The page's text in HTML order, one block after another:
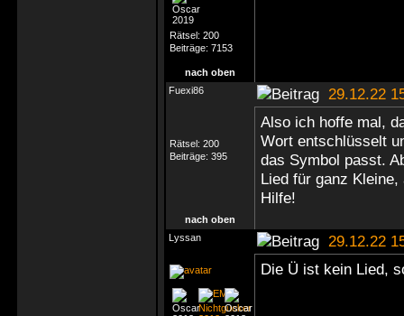
Rätsel: 200
Beiträge: 7153
nach oben
Fuexi86
29.12.22
Rätsel: 200
Beiträge: 395
Also ich hoffe mal,
Wort entschlüsselt
das Symbol passt.
Lied für ganz
Hilfe!
nach oben
Lyssan
29.12.22
Die Ü ist kein Lied,